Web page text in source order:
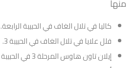
منها
كاليا في تلال الغاف في الحبيبة الرابعة.
فلل علايا في تلال الغاف في الحبيبة 3.
إيلان تاون هاوس المرحلة 3 في الحبيبة الرابعة.